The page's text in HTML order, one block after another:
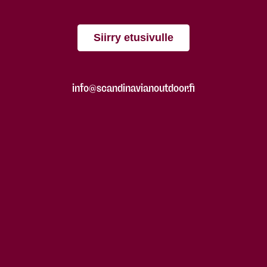
Siirry etusivulle
info@scandinavianoutdoor.fi